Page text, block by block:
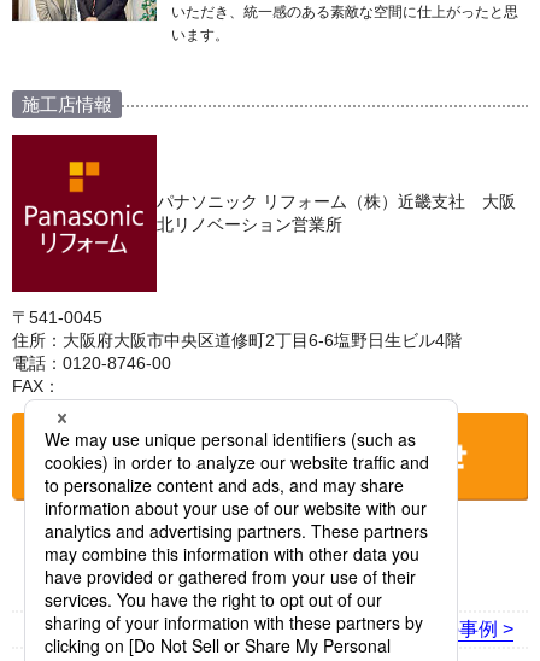
いただき、統一感のある素敵な空間に仕上がったと思
います。
施工店情報
パナソニック リフォーム（株）近畿支社 大阪
北リノベーション営業所
〒541-0045
住所：大阪府大阪市中央区道修町2丁目6-6塩野日生ビル4階
電話：0120-8746-00
FAX：
お店に電話をする
< 前の事例 次の事例 >